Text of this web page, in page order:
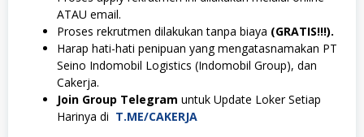
ATAU email.
Proses rekrutmen dilakukan tanpa biaya (GRATIS!!!).
Harap hati-hati penipuan yang mengatasnamakan PT
Seino Indomobil Logistics (Indomobil Group), dan
Cakerja.
Join Group Telegram untuk Update Loker Setiap
Harinya di T.ME/CAKERJA